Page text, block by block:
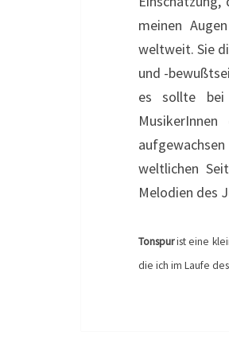
meinen
weltweit. Sie
und -
es sollte bei
weltlichen
Melodien des
Tonspurist eine
die ich im Laufe